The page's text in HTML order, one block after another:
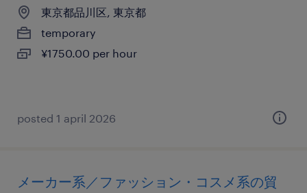
東京都品川区, 東京都
temporary
¥1750.00 per hour
posted 1 april 2026
メーカー系／ファッション・コスメ系の貿